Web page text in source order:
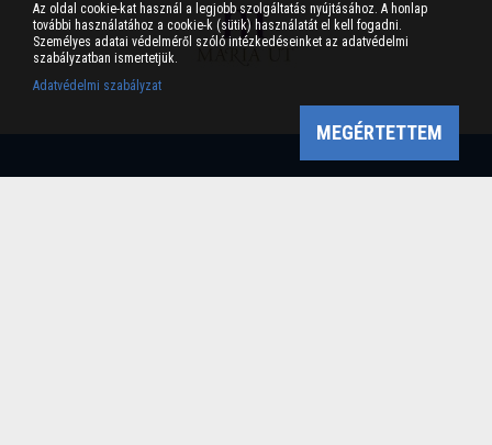
Az oldal cookie-kat használ a legjobb szolgáltatás nyújtásához. A honlap
további használatához a cookie-k (sütik) használatát el kell fogadni.
Személyes adatai védelméről szóló intézkedéseinket az adatvédelmi
szabályzatban ismertetjük.
Adatvédelmi szabályzat
MEGÉRTETTEM